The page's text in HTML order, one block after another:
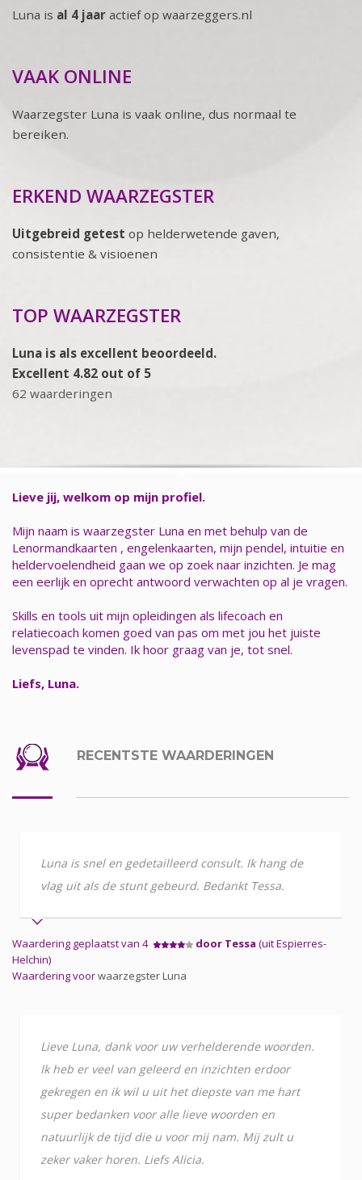
Luna is al 4 jaar actief op waarzeggers.nl
VAAK ONLINE
Waarzegster Luna is vaak online, dus normaal te
bereiken.
ERKEND WAARZEGSTER
Uitgebreid getest op helderwetende gaven,
consistentie & visioenen
TOP WAARZEGSTER
Luna is als excellent beoordeeld.
Excellent 4.82 out of 5
62 waarderingen
Lieve jij, welkom op mijn profiel.
Mijn naam is waarzegster Luna en met behulp van de
Lenormandkaarten , engelenkaarten, mijn pendel, intuitie en
heldervoelendheid gaan we op zoek naar inzichten. Je mag
een eerlijk en oprecht antwoord verwachten op al je vragen.
Skills en tools uit mijn opleidingen als lifecoach en
relatiecoach komen goed van pas om met jou het juiste
levenspad te vinden. Ik hoor graag van je, tot snel.
Liefs, Luna.
RECENTSTE WAARDERINGEN
Luna is snel en gedetailleerd consult. Ik hang de
vlag uit als de stunt gebeurd. Bedankt Tessa.
Waardering geplaatst van 4 door Tessa (uit Espierres-
Helchin)
Waardering voorwaarzegster Luna
Lieve Luna, dank voor uw verhelderende woorden.
Ik heb er veel van geleerd en inzichten erdoor
gekregen en ik wil u uit het diepste van me hart
super bedanken voor alle lieve woorden en
natuurlijk de tijd die u voor mij nam. Mij zult u
zeker vaker horen. Liefs Alicia.